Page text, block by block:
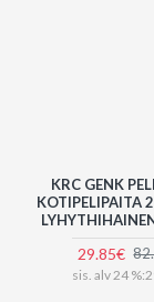
KRC GENK
KOTIPELIPAITA
29.85€
sis. alv 24